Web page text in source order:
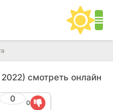
смотреть онлайн
0 0